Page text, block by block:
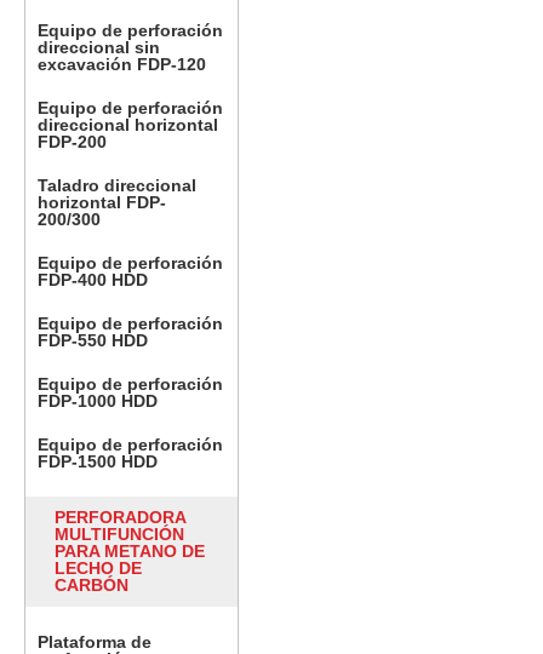
Equipo de perforación
direccional sin
excavación FDP-120
Equipo de perforación
direccional horizontal
FDP-200
Taladro direccional
horizontal FDP-
200/300
Equipo de perforación
FDP-400 HDD
Equipo de perforación
FDP-550 HDD
Equipo de perforación
FDP-1000 HDD
Equipo de perforación
FDP-1500 HDD
PERFORADORA
MULTIFUNCIÓN
PARA METANO DE
LECHO DE
CARBÓN
Plataforma de